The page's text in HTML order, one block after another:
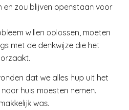
en zou blijven openstaan voor
willen oplossen, moeten
met de denkwijze die het
dat we alles hup uit het
huis moesten nemen.
was.